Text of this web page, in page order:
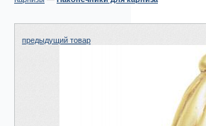
предыдущий товар